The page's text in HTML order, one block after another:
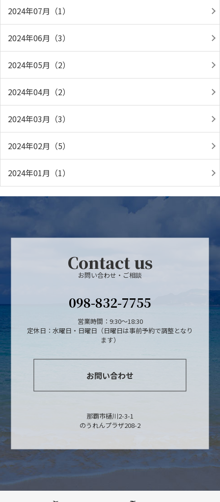
2024年07月（1）
2024年06月（3）
2024年05月（2）
2024年04月（2）
2024年03月（3）
2024年02月（5）
2024年01月（1）
Contact us
お問い合わせ・ご相談
098-832-7755
営業時間：9:30～18:30
定休日：水曜日・日曜日（日曜日は事前予約で調整となり
ます）
お問い合わせ
那覇市樋川2-3-1
のうれんプラザ208-2